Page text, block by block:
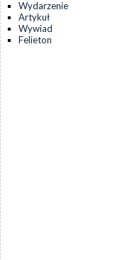
Wydarzenie
Artykuł
Wywiad
Felieton